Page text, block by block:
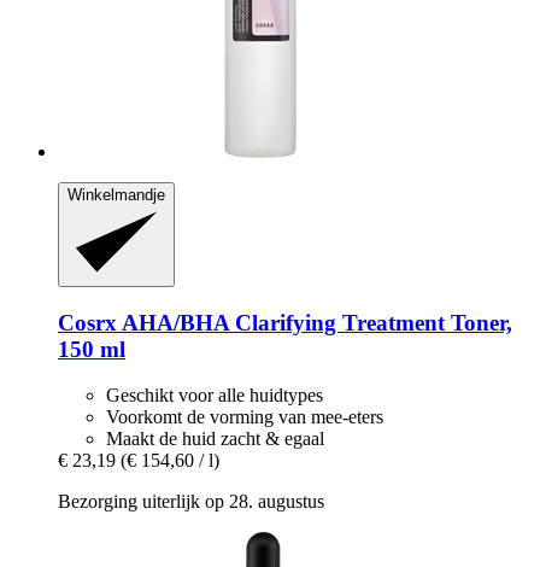
Winkelmandje
Cosrx AHA/BHA Clarifying Treatment Toner,
150 ml
Geschikt voor alle huidtypes
Voorkomt de vorming van mee-eters
Maakt de huid zacht & egaal
€ 23,19 (€ 154,60 / l)
Bezorging uiterlijk op 28. augustus